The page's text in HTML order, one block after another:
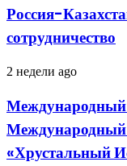
Межрегиональное
сотрудничество
Россия-
сотрудничество
Международный
детского
кино.
V
фестиваль
2 недели ago
Международный
Международный
«Хрустальный